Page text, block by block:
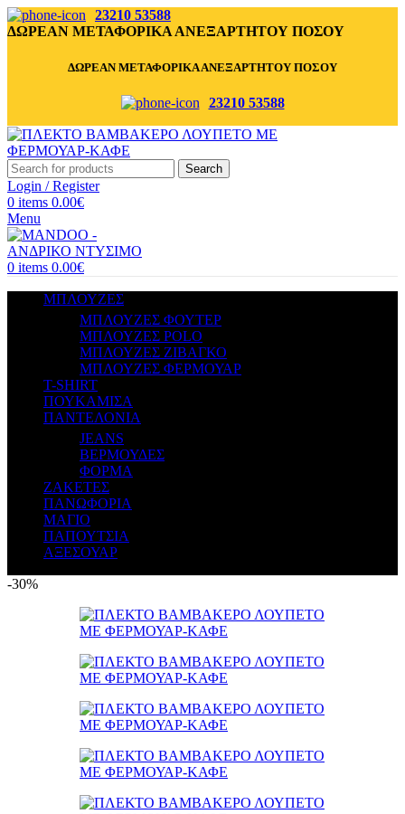
23210 53588
ΔΩΡΕΑΝ ΜΕΤΑΦΟΡΙΚΑ ΑΝΕΞΑΡΤΗΤΟΥ ΠΟΣΟΥ
ΔΩΡΕΑΝ ΜΕΤΑΦΟΡΙΚΑ ΑΝΕΞΑΡΤΗΤΟΥ ΠΟΣΟΥ
23210 53588
Search
Login / Register
0 items 0.00€
Menu
0 items 0.00€
ΜΠΛΟΥΖΕΣ
ΜΠΛΟΥΖΕΣ ΦΟΥΤΕΡ
ΜΠΛΟΥΖΕΣ POLO
ΜΠΛΟΥΖΕΣ ΖΙΒΑΓΚΟ
ΜΠΛΟΥΖΕΣ ΦΕΡΜΟΥΑΡ
T-SHIRT
ΠΟΥΚΑΜΙΣΑ
ΠΑΝΤΕΛΟΝΙΑ
JEANS
ΒΕΡΜΟΥΔΕΣ
ΦΟΡΜΑ
ΖΑΚΕΤΕΣ
ΠΑΝΩΦΟΡΙΑ
ΜΑΓΙΟ
ΠΑΠΟΥΤΣΙΑ
ΑΞΕΣΟΥΑΡ
-30%